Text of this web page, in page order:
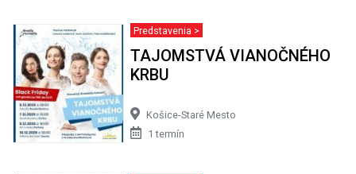
Predstavenia >
TAJOMSTVÁ VIANOČNÉHO
KRBU
Košice-Staré Mesto
1 termín